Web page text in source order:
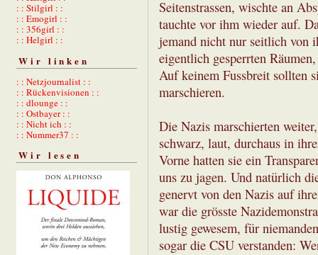
: : Stilgirl : :
: : Emogirl : :
: : 356girl : :
: : Helgirl : :
Wir linken
: : Netzjournalist : :
: : Rückenvisionen : :
: : dlounge : :
: : Ostbayer : :
: : Nicht ich : :
: : Nummer37 : :
Wir lesen
Seitenstrassen, wischte an
tauchte vor ihm wieder auf.
jemand nicht nur seitlich von
eigentlich gesperrten
Auf keinem Fussbreit sollten
marschieren.
Die Nazis marschierten
schwarz, laut, durchaus in
Vorne hatten sie ein
uns zu jagen. Und natürlich
genervt von den Nazis auf
war die grösste
lustig gewesem, für
sogar die CSU verstanden: